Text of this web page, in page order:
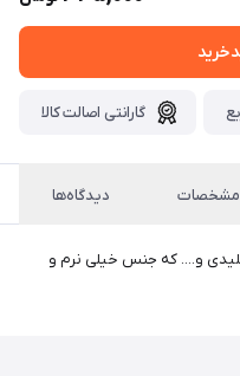
گارانتی اصالت کالا
مشخصات دیدگاه‌ها
و.... که جنس خیلی نرم و